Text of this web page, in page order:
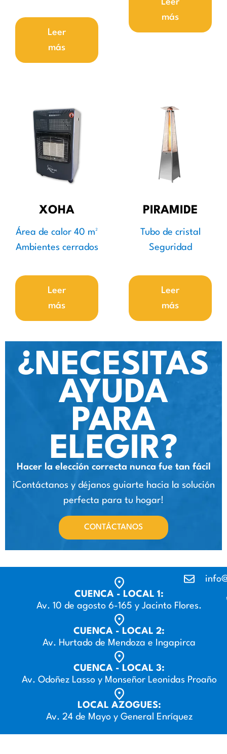
Leer
más
Leer
más
XOHA
Área de calor 40 m²
Ambientes cerrados
Leer
más
PIRAMIDE
Tubo de cristal
Seguridad
Leer
más
¿NECESITAS
AYUDA
PARA
ELEGIR?
Hacer la elección correcta nunca fue tan fácil
¡Contáctanos y déjanos guiarte hacia la solución
perfecta para tu hogar!
CONTÁCTANOS
CUENCA - LOCAL 1:
Av. 10 de agosto 6-165 y Jacinto Flores.
CUENCA - LOCAL 2:
Av. Hurtado de Mendoza e Ingapirca
CUENCA - LOCAL 3:
Av. Odoñez Lasso y Monseñor Leonidas Proaño
LOCAL AZOGUES:
Av. 24 de Mayo y General Enríquez